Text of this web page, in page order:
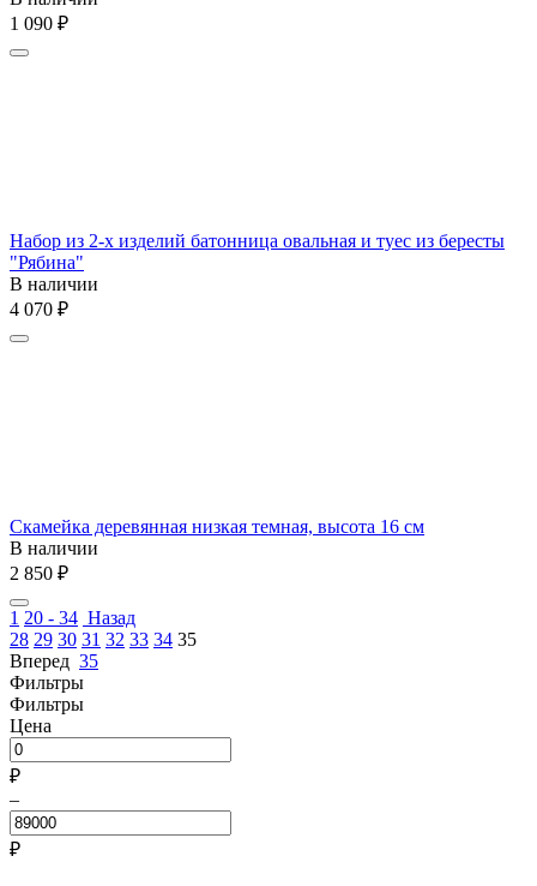
1 090 ₽
Набор из 2-х изделий батонница овальная и туес из бересты
"Рябина"
В наличии
4 070 ₽
Скамейка деревянная низкая темная, высота 16 см
В наличии
2 850 ₽
1 20 - 34 Назад
28 29 30 31 32 33 34 35
Вперед 35
Фильтры
Фильтры
Цена
₽
–
₽